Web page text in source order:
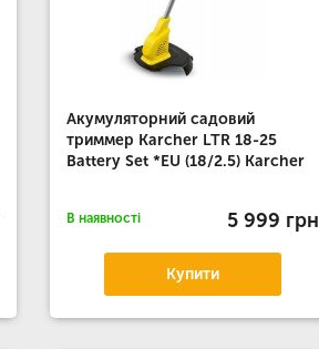
Акумуляторний садовий
триммер Karcher LTR 18-25
Battery Set *EU (18/2.5) Karcher
В наявності 5 999 грн
Купити